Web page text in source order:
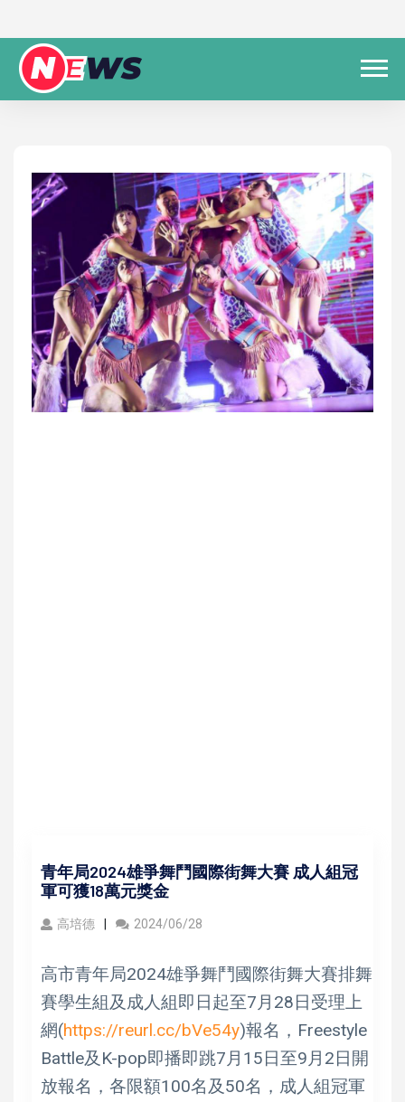
青年局2024雄爭舞鬥國際街舞大賽 成人組冠
軍可獲18萬元獎金
高培德 2024/06/28
高市青年局2024雄爭舞鬥國際街舞大賽排舞
賽學生組及成人組即日起至7月28日受理上
網(https://reurl.cc/bVe54y)報名，Freestyle
Battle及K-pop即播即跳7月15日至9月2日開
放報名，各限額100名及50名，成人組冠軍